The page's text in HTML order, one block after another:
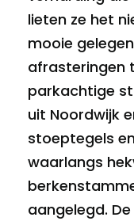
lieten ze het
mooie
afrasteringen
parkachtige
uit Noordwijk
stoeptegels
waarlangs
aangelegd.